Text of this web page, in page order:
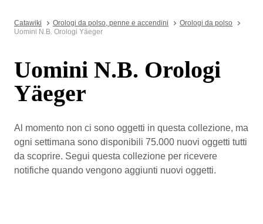
Catawiki Orologi da polso, penne e accendini
Orologi da polso
Uomini N.B. Orologi Yäeger
Uomini N.B. Orologi
Yäeger
Al momento non ci sono oggetti in questa collezione, ma
ogni settimana sono disponibili 75.000 nuovi oggetti tutti
da scoprire. Segui questa collezione per ricevere
notifiche quando vengono aggiunti nuovi oggetti.